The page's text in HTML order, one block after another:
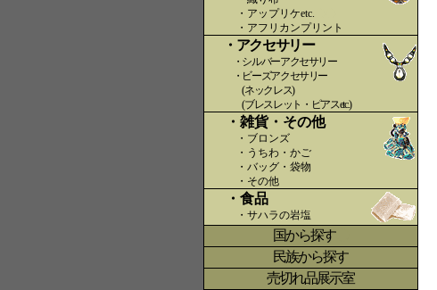
・アップリケetc.
・アフリカンプリント
・アクセサリー
・シルバーアクセサリー
・ビーズアクセサリー
(ネックレス)
(ブレスレット・ピアスetc.)
・雑貨・その他
・ブロンズ
・うちわ・かご
・バッグ・袋物
・その他
・食品
・サハラの岩塩
国から探す〇
民族から探す
売切れ品展示室